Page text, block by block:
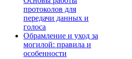
протоколов для
передачи данных и
голоса
Обрамление и уход за
могилой: правила и
особенности